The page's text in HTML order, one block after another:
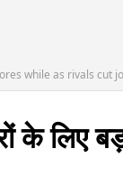
while as rivals cut
के लिए